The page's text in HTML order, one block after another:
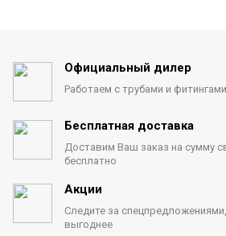
Официальный дилер
Работаем с трубами и
Бесплатная доставка
Доставим Ваш заказ на сумму
бесплатно
Акции
Следите за спецпредложениями,
выгоднее